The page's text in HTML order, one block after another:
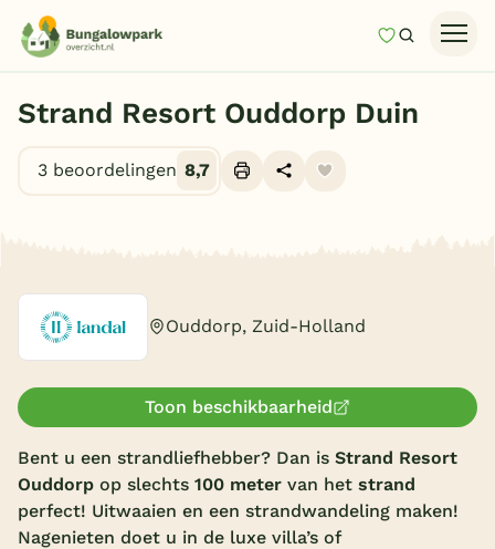
MijnZoeken
Last minutes
Top 12 aanbiedingen
Vakantiepark keuzehulp
Vakantieparken
Subtropisch zwembad
Overdekt zwembad
Strand Resort Ouddorp Duin
3 beoordelingen 8,7
Ouddorp, Zuid-Holland
Toon beschikbaarheid
Bent u een strandliefhebber? Dan is Strand Resort
Ouddorp op slechts 100 meter van het strand
perfect! Uitwaaien en een strandwandeling maken!
Nagenieten doet u in de luxe villa’s of